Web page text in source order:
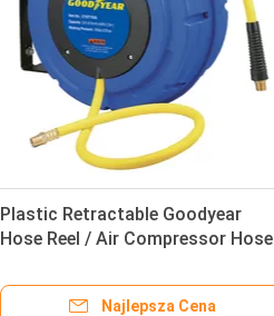
Plastic Retractable Goodyear
Hose Reel / Air Compressor Hose
Najlepsza Cena